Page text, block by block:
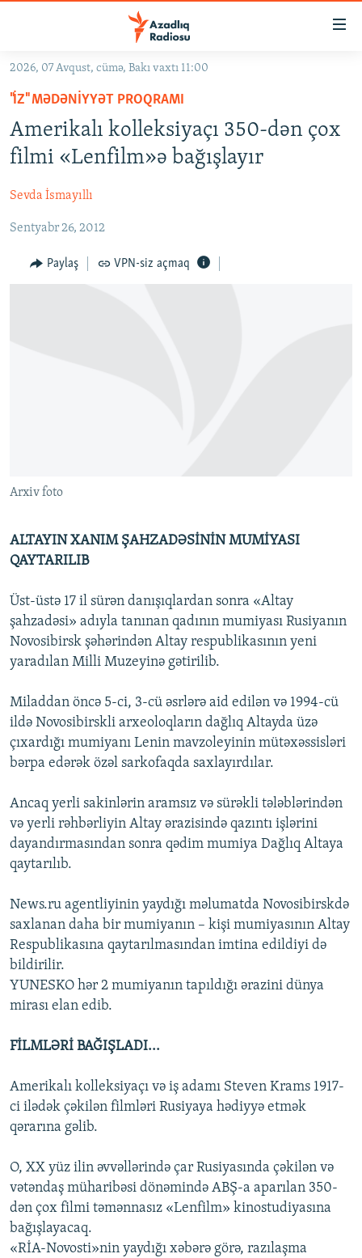
Əsas
qayıt
Əsas
naviqasiyaya
qayıt
Axtarışa
GÜNDƏM
KORRUPSIOMETR
FƏRQƏ BAX
QANUNI DOĞRU
ARAŞDIRMA
BIZIMLƏ ƏLAQƏ
2026, 07 Avqust, cümə, Bakı vaxtı 11:00
"İZ" MƏDƏNIYYƏT PROQRAMI
Amerikalı kolleksiyaçı 350-dən çox
filmi «Lenfilm»ə bağışlayır
Sevda İsmayıllı
Sentyabr 26, 2012
Paylaş VPN-siz açmaq
Arxiv foto
ALTAYIN XANIM ŞAHZADƏSİNİN MUMİYASI
QAYTARILIB
Üst-üstə 17 il sürən danışıqlardan sonra «Altay
şahzadəsi» adıyla tanınan qadının mumiyası Rusiyanın
Novosibirsk şəhərindən Altay respublikasının yeni
yaradılan Milli Muzeyinə gətirilib.
Miladdan öncə 5-ci, 3-cü əsrlərə aid edilən və 1994-cü
ildə Novosibirskli arxeoloqların dağlıq Altayda üzə
çıxardığı mumiyanı Lenin mavzoleyinin mütəxəssisləri
bərpa edərək özəl sarkofaqda saxlayırdılar.
Ancaq yerli sakinlərin aramsız və sürəkli tələblərindən
və yerli rəhbərliyin Altay ərazisində qazıntı işlərini
dayandırmasından sonra qədim mumiya Dağlıq Altaya
qaytarılıb.
News.ru agentliyinin yaydığı məlumatda Novosibirskdə
saxlanan daha bir mumiyanın – kişi mumiyasının Altay
Respublikasına qaytarılmasından imtina edildiyi də
bildirilir.
YUNESKO hər 2 mumiyanın tapıldığı ərazini dünya
mirası elan edib.
FİLMLƏRİ BAĞIŞLADI...
Amerikalı kolleksiyaçı və iş adamı Steven Krams 1917-
ci ilədək çəkilən filmləri Rusiyaya hədiyyə etmək
qərarına gəlib.
O, XX yüz ilin əvvəllərində çar Rusiyasında çəkilən və
vətəndaş müharibəsi dönəmində ABŞ-a aparılan 350-
dən çox filmi təmənnasız «Lenfilm» kinostudiyasına
bağışlayacaq.
«RİA-Novosti»nin yaydığı xəbərə görə, razılaşma